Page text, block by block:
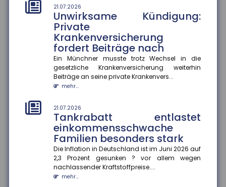
21.07.2026
Unwirksame Kündigung:
Private
Krankenversicherung
fordert Beiträge nach
Ein Münchner musste trotz Wechsel in die
gesetzliche Krankenversicherung weiterhin
Beiträge an seine private Krankenvers...
mehr...
21.07.2026
Tankrabatt entlastet
einkommensschwache
Familien besonders stark
Die Inflation in Deutschland ist im Juni 2026 auf
2,3 Prozent gesunken ? vor allem wegen
nachlassender Kraftstoffpreise....
mehr...
21.07.2026
Genetische Veranlagung
beeinflusst langfristigen Nutzen
von Bildung
Bildung wirkt nicht bei allen gleich. Eine aktuelle
Studie der FernUniversität Hagen zeigt, dass der
Nutzen zusätzliche...
mehr...
Jeder zweite Haushalt nur
mangelhaft abgesichert
Eine aktuelle Studie des Gesamtverbands der
Deutschen Versicherer (GDV) offenbart: In mehr als
20 Millionen Haushalten m...
mehr...
18.07.2026